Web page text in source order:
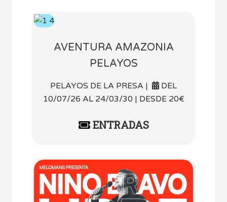
AVENTURA AMAZONIA
PELAYOS
PELAYOS DE LA PRESA |
DEL
10/07/26 AL 24/03/30 | DESDE 20€
ENTRADAS